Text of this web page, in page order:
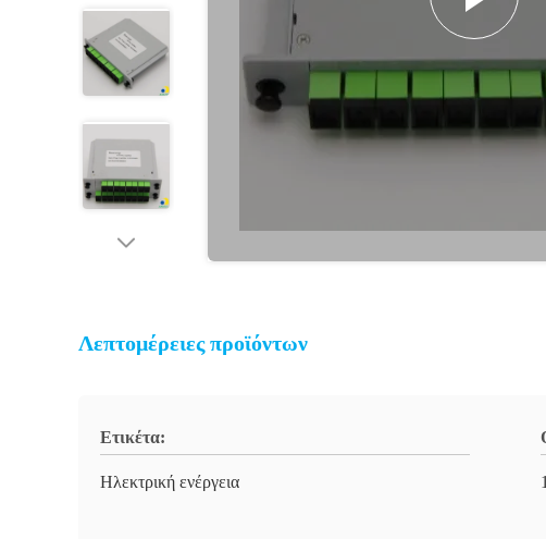
Λεπτομέρειες προϊόντων
Ετικέτα:
Ηλεκτρική ενέργεια